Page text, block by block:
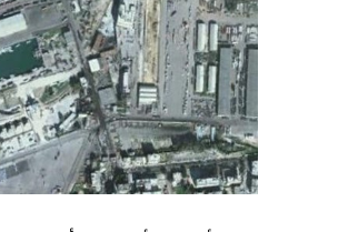
حماس منذ ديسمبر
أو أربع سنوات.
الجدية تقتضي أن
الأمن الإسرائيلي
SkyNewsArabia